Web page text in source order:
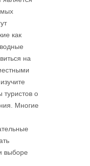
как
на
туристов о
Многие
выборе